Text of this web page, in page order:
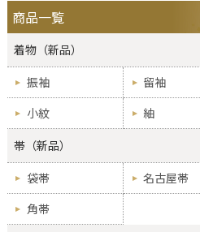
商品一覧
着物（新品）
振袖
留袖
小紋
紬
帯（新品）
袋帯
名古屋帯
角帯